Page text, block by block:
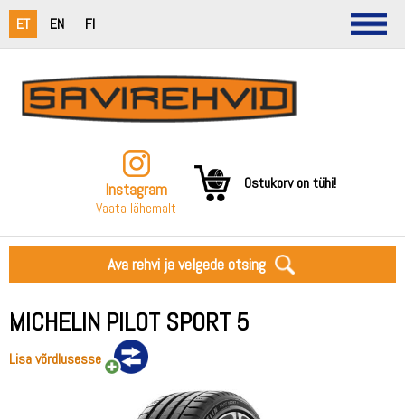
ET EN FI
Instagram
Vaata lähemalt
Ostukorv on tühi!
Ava rehvi ja velgede otsing
MICHELIN PILOT SPORT 5
Lisa võrdlusesse